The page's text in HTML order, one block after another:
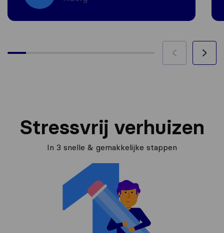
Stressvrij verhuizen
In 3 snelle & gemakkelijke stappen